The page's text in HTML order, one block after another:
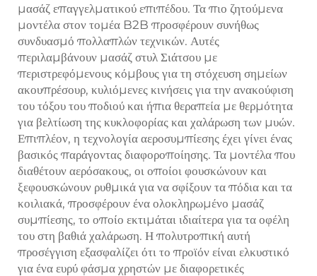
μασάζ επαγγελματικού επιπέδου. Τα πιο ζητούμενα
μοντέλα στον τομέα B2B προσφέρουν συνήθως
συνδυασμό πολλαπλών τεχνικών. Αυτές
περιλαμβάνουν μασάζ στυλ Σιάτσου με
περιστρεφόμενους κόμβους για τη στόχευση σημείων
ακουπρέσουρ, κυλιόμενες κινήσεις για την ανακούφιση
του τόξου του ποδιού και ήπια θεραπεία με θερμότητα
για βελτίωση της κυκλοφορίας και χαλάρωση των μυών.
Επιπλέον, η τεχνολογία αεροσυμπίεσης έχει γίνει ένας
βασικός παράγοντας διαφοροποίησης. Τα μοντέλα που
διαθέτουν αερόσακους, οι οποίοι φουσκώνουν και
ξεφουσκώνουν ρυθμικά για να σφίξουν τα πόδια και τα
κοιλιακά, προσφέρουν ένα ολοκληρωμένο μασάζ
συμπίεσης, το οποίο εκτιμάται ιδιαίτερα για τα οφέλη
του στη βαθιά χαλάρωση. Η πολυτροπική αυτή
προσέγγιση εξασφαλίζει ότι το προϊόν είναι ελκυστικό
για ένα ευρύ φάσμα χρηστών με διαφορετικές